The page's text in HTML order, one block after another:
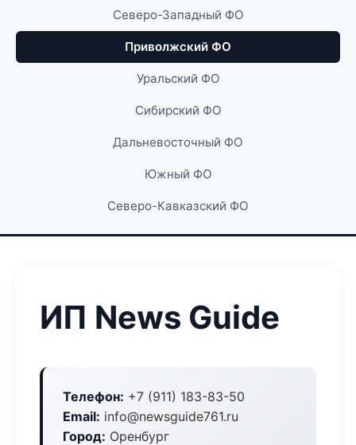
Северо-Западный ФО
Приволжский ФО
Уральский ФО
Сибирский ФО
Дальневосточный ФО
Южный ФО
Северо-Кавказский ФО
ИП News Guide
Телефон: +7 (911) 183-83-50
Email: info@newsguide761.ru
Город: Оренбург